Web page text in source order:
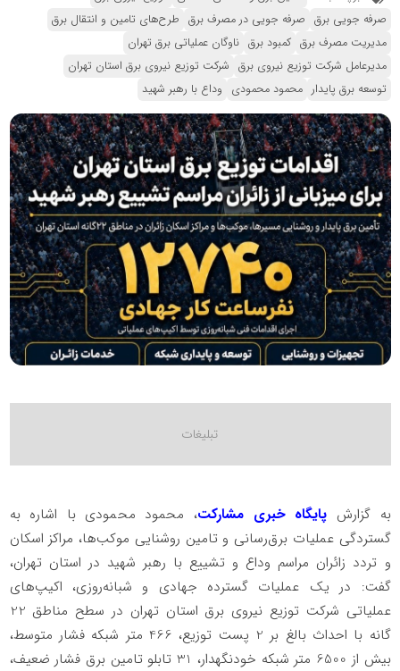
صرفه جویی برق صرفه جویی در مصرف برق طرح‌های تامین و انتقال برق
مدیریت مصرف برق کمبود برق ناوگان عملیاتی برق تهران
مدیرعامل شرکت توزیع نیروی برق شرکت توزیع نیروی برق استان تهران
توسعه برق پایدار محمود محمودی وداع با رهبر شهید
به گزارش پایگاه خبری مشارکت، ️محمود محمودی با اشاره به
گستردگی عملیات برق‌رسانی و تامین روشنایی موکب‌ها، مراکز اسکان
و تردد زائران مراسم وداع و تشییع با رهبر شهید در استان تهران،
گفت: در یک عملیات گسترده جهادی و شبانه‌روزی، اکیپ‌های
عملیاتی شرکت توزیع نیروی برق استان تهران در سطح مناطق 22
گانه با احداث بالغ بر 2 پست توزیع، 466 متر شبکه فشار متوسط،
بیش از 6500 متر شبکه خودنگهدار، 31 تابلو تامین برق فشار ضعیف،